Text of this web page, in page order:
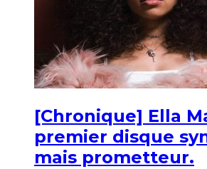
[Chronique] Ella
premier disque
mais prometteur.